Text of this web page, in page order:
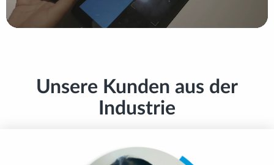
Unsere Kunden aus der
Industrie